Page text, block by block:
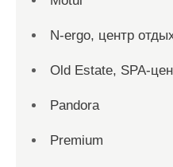
N-ergo, центр
Old Estate, SPA-
Pandora
Premium